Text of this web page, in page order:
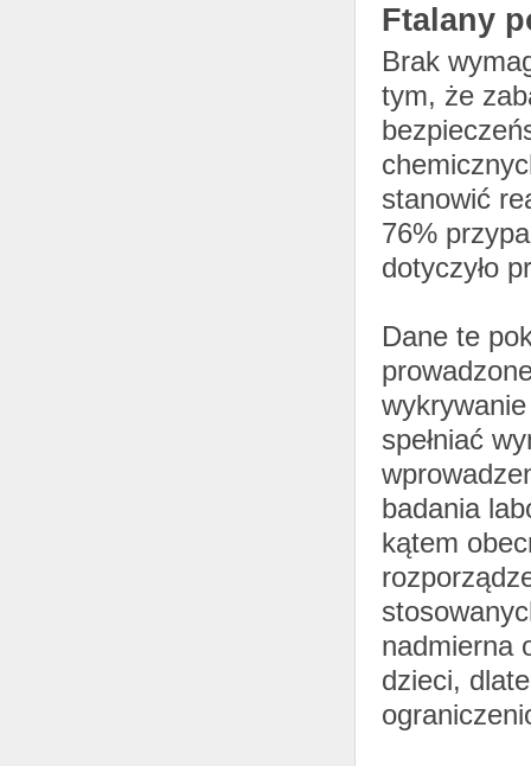
Ftalany
Brak
tym, że
stanowić
76%
dotyczyło
Dane te
spełniać
badania
kątem
nadmierna
dzieci,